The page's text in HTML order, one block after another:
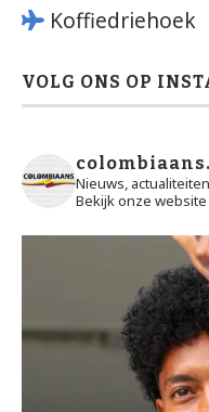
Koffiedriehoek
VOLG ONS OP
Nieuws,
Bekijk onze